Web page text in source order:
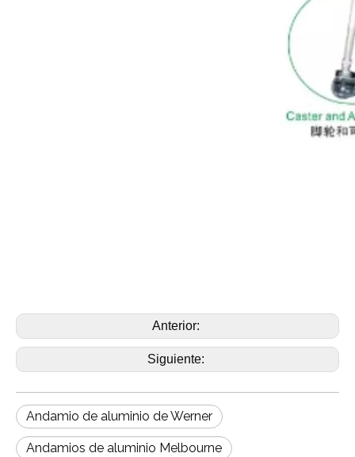
Anterior:
Siguiente:
Andamio de aluminio de Werner
Andamios de aluminio Melbourne